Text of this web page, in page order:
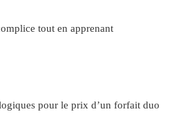
tout en apprenant
pour le prix d’un forfait duo